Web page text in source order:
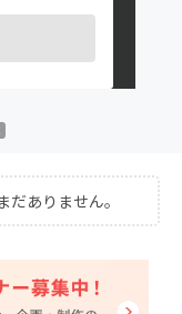
ありません。